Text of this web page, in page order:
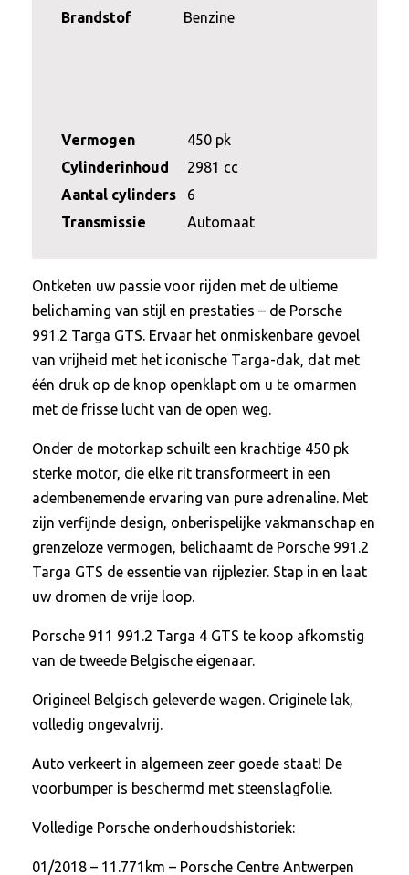
Brandstof
Benzine
Vermogen
450 pk
Cylinderinhoud
2981 cc
Aantal cylinders
6
Transmissie
Automaat
Ontketen uw passie voor rijden met de ultieme
belichaming van stijl en prestaties – de Porsche
991.2 Targa GTS. Ervaar het onmiskenbare gevoel
van vrijheid met het iconische Targa-dak, dat met
één druk op de knop openklapt om u te omarmen
met de frisse lucht van de open weg.
Onder de motorkap schuilt een krachtige 450 pk
sterke motor, die elke rit transformeert in een
adembenemende ervaring van pure adrenaline. Met
zijn verfijnde design, onberispelijke vakmanschap en
grenzeloze vermogen, belichaamt de Porsche 991.2
Targa GTS de essentie van rijplezier. Stap in en laat
uw dromen de vrije loop.
Porsche 911 991.2 Targa 4 GTS te koop afkomstig
van de tweede Belgische eigenaar.
Origineel Belgisch geleverde wagen. Originele lak,
volledig ongevalvrij.
Auto verkeert in algemeen zeer goede staat! De
voorbumper is beschermd met steenslagfolie.
Volledige Porsche onderhoudshistoriek:
01/2018 – 11.771km – Porsche Centre Antwerpen